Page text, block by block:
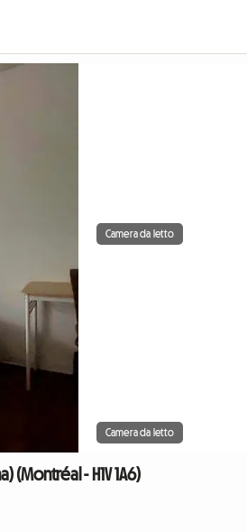
Camera da letto
Camera da letto
(Montréal - H1V 1A6)